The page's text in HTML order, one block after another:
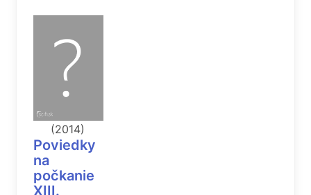
(2014)
Poviedky
na
počkanie
XIII.